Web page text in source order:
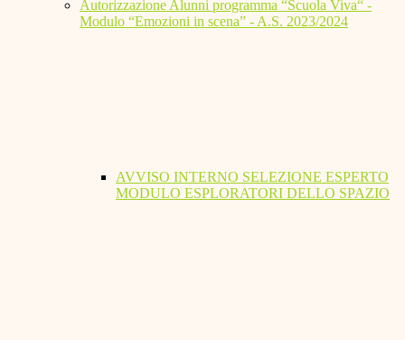
Autorizzazione Alunni programma “Scuola Viva“ -
Modulo “Emozioni in scena” - A.S. 2023/2024
AVVISO INTERNO SELEZIONE ESPERTO
MODULO ESPLORATORI DELLO SPAZIO